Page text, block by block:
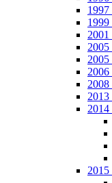
2005
2006
2008
2014
2015